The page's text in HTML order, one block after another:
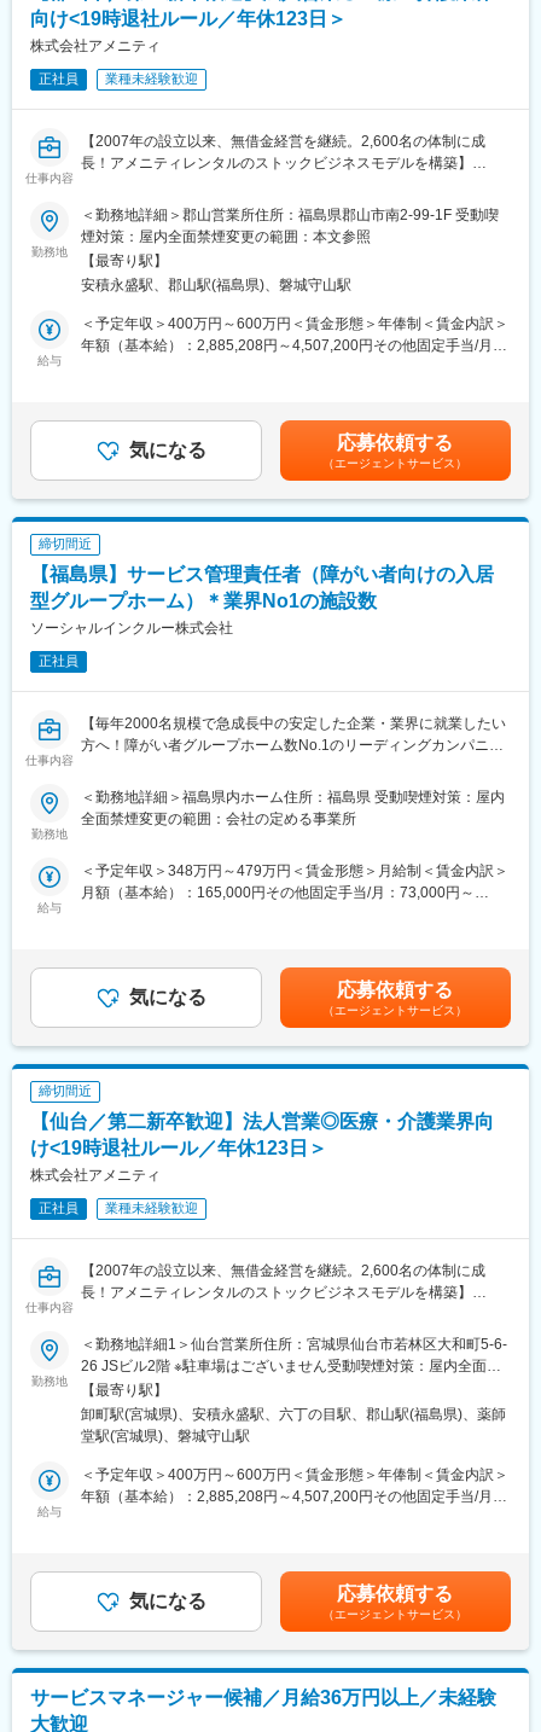
・シニアマネージャー（課長クラス）：540万円～
・統括マネージャー（次長クラス）：600万円～
・運営部部長：720万円～
※ポジションの空き状況次第にもよりますが、担当施設の売り上げ
や入居数、メンバーマネジメントの面から評価が行われ、2～5年
■当社の魅力：
来性はもちろんのこと、今後も事業拡大を計画しております。そ
のため、実力次第ではどんどん空いたポストにステップアップし
ていただくことが可能です。
・子育てママも多数ご活躍いただいており、ワークライフバラン
・若い世代から定年を迎えた方もご就業いただけます。
異なるため、対応の幅が広がりスキルが身につきます。また、
我々の支援によって入居者の方がご自身で出来ることが増え、成
長していく姿に寄り添うことができます。
えます。家族のように温かいスタッフたちとのコミュニケーショ
ンを通して、ホームでの暮らしを楽しんでいただくために、「こ
こでくらしたい」と思ってもらえるよう日々真摯に向き合い続け
向け<19時退社ルール／年休123日＞
株式会社アメニティ
正社員 業種未経験歓迎
仕事内容
【2007年の設立以来、無借金経営を継続。2,600名の体制に成
長！アメニティレンタルのストックビジネスモデルを構築】
を図るため、このたび新たな仲間をお迎えすることとなりまし
た。
■業務詳細：
病院や介護施設に向けて、入院・入所時に必要な衣類やタオル、
日用品などをレンタルできる「アメニティサポートシステム」を
提案する営業です。ニーズに応じて、人材派遣・紹介サービスや
献性も高く、今後の高齢化社会において成長が見込める成長産業
です。 また、病院や介護施設の業務軽減に貢献する事で、患者
様、利用者様へのサービス向上に直結する為、大変やりがいのあ
■キャリアアップについて：
本人の頑張りを昇給、昇格にて評価される制度が御座います。ま
た、事業拡大に伴い、新規の営業所も出店しており、営業所長や
エリアを管理する責任者などのポストがある為、早期のキャリア
アップが見込めます。 ※実際に入社4年前後で所長になった中途入
品）をレンタルするアメニティサポートシステムを提供している
会社です。
ご利用者への提供・回収・請求まで全て弊社で受け持っておりま
す。そのため医療・介護施設の業務負担の軽減もでき多くのメリ
変更の範囲：会社の定める業務
勤務地
＜勤務地詳細＞郡山営業所住所：福島県郡山市南2-99-1F 受動喫
煙対策：屋内全面禁煙変更の範囲：本文参照
【最寄り駅】
安積永盛駅、郡山駅(福島県)、磐城守山駅
給与
＜予定年収＞400万円～600万円＜賃金形態＞年俸制＜賃金内訳＞
年額（基本給）：2,885,208円～4,507,200円その他固定手当/月：
無＞有＜残業手当＞有＜給与補足＞※経験・能力・前職の給与など
を考慮するため上下する可能性があります・評価：年2回（4月・
10月/売上実績だけでなく取り組み姿勢や提案プロセスなどの定性
評価も重視）・年収例：370-480万円(主任/入社2-3年)⇒420-550
万円(係長/入社3-5年)賃金はあくまでも目安の金額であり、選考を
通じて上下する可能性があります。月給(月額)は固定手当を含めた
表記です。
気になる 応募依頼する
（エージェントサービス）
締切間近
【福島県】サービス管理責任者（障がい者向けの入居
型グループホーム）＊業界No1の施設数
ソーシャルインクルー株式会社
正社員
仕事内容
【毎年2000名規模で急成長中の安定した企業・業界に就業したい
方へ！障がい者グループホーム数No.1のリーディングカンパニー
■業務内容：
お任せします。
【変更の範囲：会社の定める業務】
・アセスメントシートの作成
・利用者の生活全般をプロデュース
・スタッフ育成
・支援機関との調整業務
・介助業務
※請求・申請業務は本社専門部署にて対応！サポート体制充実◎
■キャリアパス／モデル年収：
・エリアマネージャー：480万円～
・シニアマネージャー（課長クラス）：540万円～
・統括マネージャー（次長クラス）：600万円～
・運営部部長：720万円～
や入居数、メンバーマネジメントの面から評価が行われ、2～5年
でステップアップをすることが出来ます。
・当社は日本1の施設数（270施設以上）を誇り、毎年2000名規模
で成長を遂げている企業になります。そのため、企業としての将
来性はもちろんのこと、今後も事業拡大を計画しております。そ
のため、実力次第ではどんどん空いたポストにステップアップし
ていただくことが可能です。
スを重視しながら就業いただけます。
・若い世代から定年を迎えた方もご就業いただけます。
・障がい者支援の魅力としては、入居者の方々によってご病状が
異なるため、対応の幅が広がりスキルが身につきます。また、
我々の支援によって入居者の方がご自身で出来ることが増え、成
長していく姿に寄り添うことができます。
・ご利用者様にとってグループホームはまさに家そのものだとい
えます。家族のように温かいスタッフたちとのコミュニケーショ
勤務地
＜勤務地詳細＞福島県内ホーム住所：福島県 受動喫煙対策：屋内
全面禁煙変更の範囲：会社の定める事業所
給与
＜予定年収＞348万円～479万円＜賃金形態＞月給制＜賃金内訳＞
月額（基本給）：165,000円その他固定手当/月：73,000円～
業手当＞有＜給与補足＞◆賞与：無◆昇給：年1回（3月）※個人
の評価に応じて昇降給の場合あり・超過分・深夜割増賃金別途支
給・交通費規定内支給 （バイク通勤・車通勤OK）・施設管理者と
の兼務もしくは30床（2施設以上）兼務により兼務手当+75,000
円/月を支給賃金はあくまでも目安の金額であり、選考を通じて上
下する可能性があります。月給(月額)は固定手当を含めた表記で
す。
気になる 応募依頼する
（エージェントサービス）
締切間近
【仙台／第二新卒歓迎】法人営業◎医療・介護業界向
け<19時退社ルール／年休123日＞
株式会社アメニティ
正社員 業種未経験歓迎
仕事内容
【2007年の設立以来、無借金経営を継続。2,600名の体制に成
長！アメニティレンタルのストックビジネスモデルを構築】
を図るため、このたび新たな仲間をお迎えすることとなりまし
た。
■業務詳細：
病院や介護施設に向けて、入院・入所時に必要な衣類やタオル、
日用品などをレンタルできる「アメニティサポートシステム」を
提案する営業です。ニーズに応じて、人材派遣・紹介サービスや
院内売店の運営代行サービスも提案していきます。
です。 また、病院や介護施設の業務軽減に貢献する事で、患者
様、利用者様へのサービス向上に直結する為、大変やりがいのあ
本人の頑張りを昇給、昇格にて評価される制度が御座います。ま
た、事業拡大に伴い、新規の営業所も出店しており、営業所長や
エリアを管理する責任者などのポストがある為、早期のキャリア
勤務地
＜勤務地詳細1＞仙台営業所住所：宮城県仙台市若林区大和町5-6-
26 JSビル2階 ※駐車場はございません受動喫煙対策：屋内全面禁
煙＜勤務地詳細2＞さいたま営業所住所：埼玉県さいたま市南区太
田窪5-27-3-103 勤務地最寄駅：JR武蔵野線・京浜東北線／南浦和
駅受動喫煙対策：屋内全面禁煙＜勤務地詳細3＞郡山営業所住所：
囲：本文参照
【最寄り駅】
卸町駅(宮城県)、安積永盛駅、六丁の目駅、郡山駅(福島県)、薬師
堂駅(宮城県)、磐城守山駅
給与
＜予定年収＞400万円～600万円＜賃金形態＞年俸制＜賃金内訳＞
年額（基本給）：2,885,208円～4,507,200円その他固定手当/月：
無＞有＜残業手当＞有＜給与補足＞※経験・能力・前職の給与など
を考慮するため上下する可能性があります・評価：年2回（4月・
10月/売上実績だけでなく取り組み姿勢や提案プロセスなどの定性
評価も重視）・年収例：370-480万円(主任/入社2-3年)⇒420-550
万円(係長/入社3-5年)賃金はあくまでも目安の金額であり、選考を
通じて上下する可能性があります。月給(月額)は固定手当を含めた
表記です。
気になる 応募依頼する
（エージェントサービス）
サービスマネージャー候補／月給36万円以上／未経験
大歓迎